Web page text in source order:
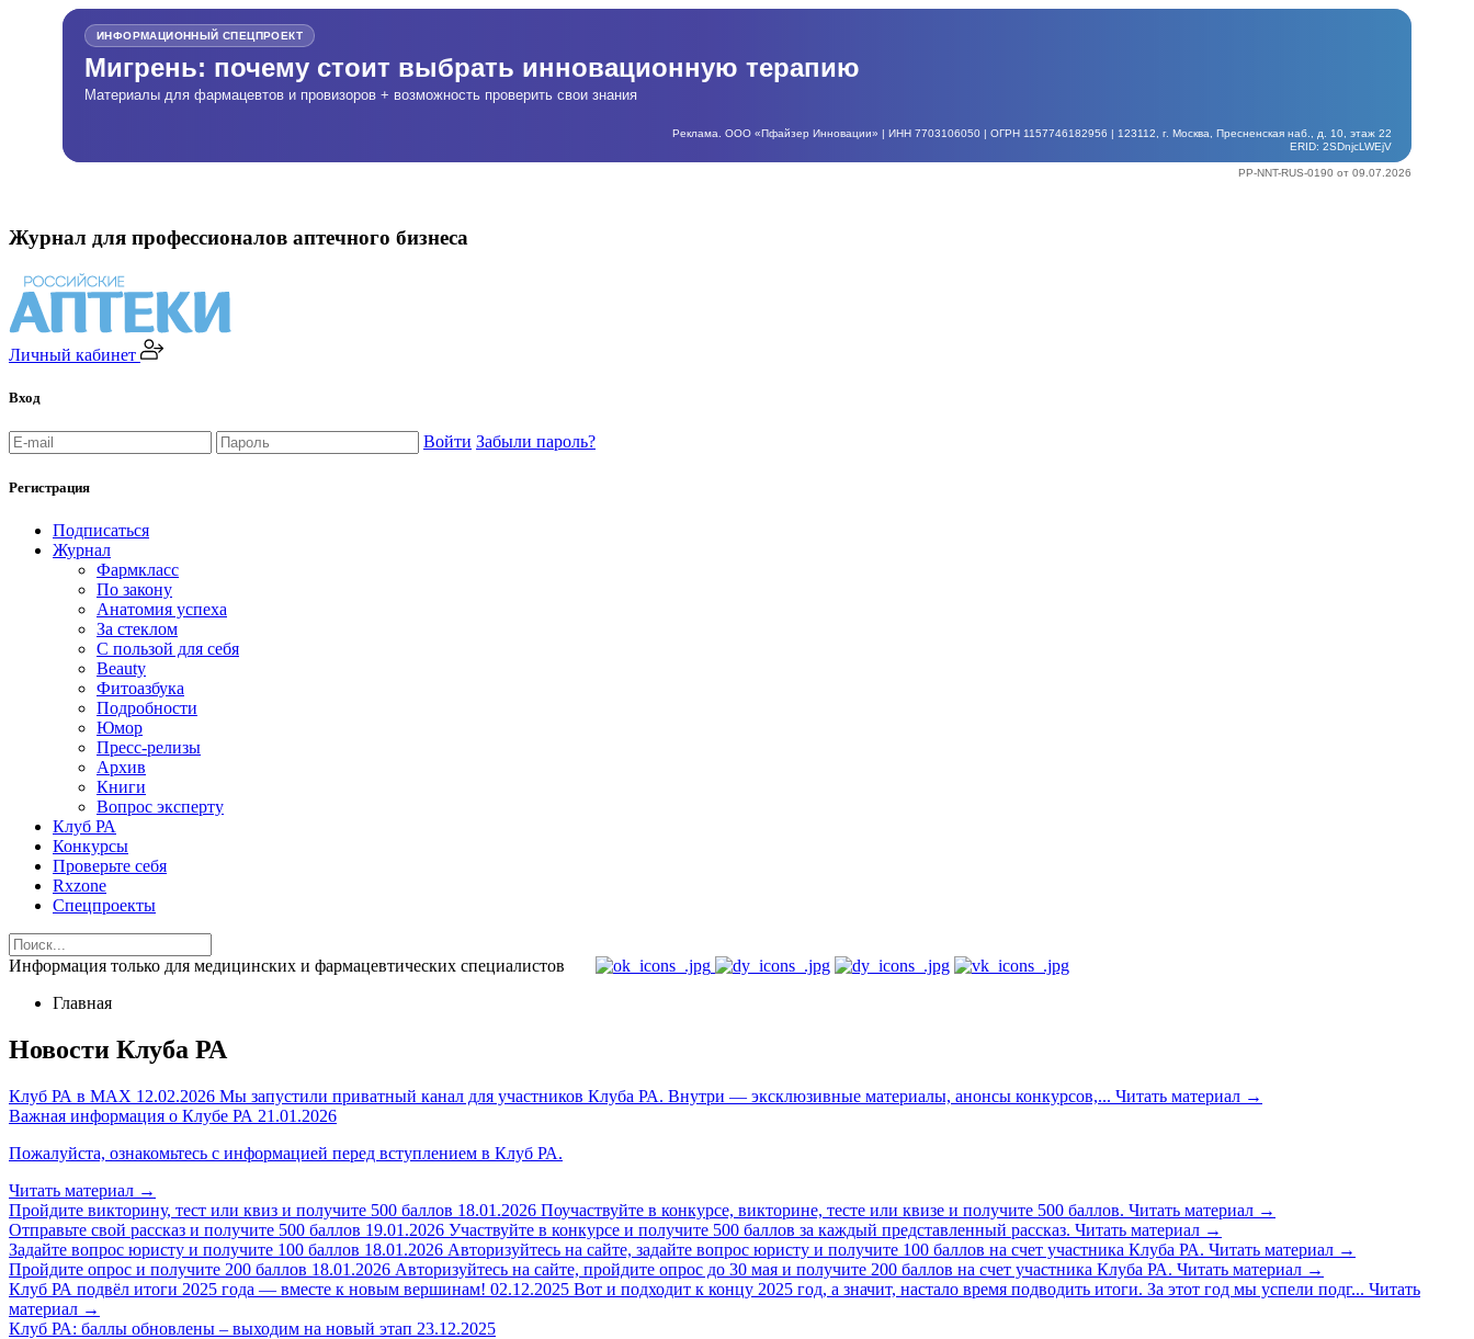
ИНФОРМАЦИОННЫЙ СПЕЦПРОЕКТ
Мигрень: почему стоит выбрать инновационную терапию
Материалы для фармацевтов и провизоров + возможность проверить свои знания
Реклама. ООО «Пфайзер Инновации» | ИНН 7703106050 | ОГРН 1157746182956 | 123112, г. Москва, Пресненская наб., д. 10, этаж 22
ERID: 2SDnjcLWEjV
PP-NNT-RUS-0190 от 09.07.2026
Журнал для профессионалов аптечного бизнеса
Личный кабинет
Вход
Войти Забыли пароль?
Регистрация
Подписаться
Журнал
Фармкласс
По закону
Анатомия успеха
За стеклом
С пользой для себя
Beauty
Фитоазбука
Подробности
Юмор
Пресс-релизы
Архив
Книги
Вопрос эксперту
Клуб РА
Конкурсы
Проверьте себя
Rxzone
Спецпроекты
Информация только для медицинских и фармацевтических специалистов
Главная
Новости Клуба РА
Клуб РА в MAX 12.02.2026 Мы запустили приватный канал для участников Клуба РА. Внутри — эксклюзивные материалы, анонсы конкурсов,... Читать материал →
Важная информация о Клубе РА 21.01.2026
Пожалуйста, ознакомьтесь с информацией перед вступлением в Клуб РА.
Читать материал →
Пройдите викторину, тест или квиз и получите 500 баллов 18.01.2026 Поучаствуйте в конкурсе, викторине, тесте или квизе и получите 500 баллов. Читать материал →
Отправьте свой рассказ и получите 500 баллов 19.01.2026 Участвуйте в конкурсе и получите 500 баллов за каждый представленный рассказ. Читать материал →
Задайте вопрос юристу и получите 100 баллов 18.01.2026 Авторизуйтесь на сайте, задайте вопрос юристу и получите 100 баллов на счет участника Клуба РА. Читать материал →
Пройдите опрос и получите 200 баллов 18.01.2026 Авторизуйтесь на сайте, пройдите опрос до 30 мая и получите 200 баллов на счет участника Клуба РА. Читать материал →
Клуб РА подвёл итоги 2025 года — вместе к новым вершинам! 02.12.2025 Вот и подходит к концу 2025 год, а значит, настало время подводить итоги. За этот год мы успели подг... Читать
материал →
Клуб РА: баллы обновлены – выходим на новый этап 23.12.2025